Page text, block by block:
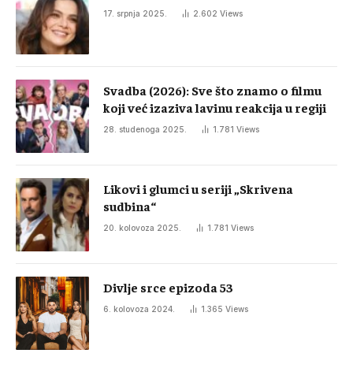
17. srpnja 2025. 2.602 Views
Svadba (2026): Sve što znamo o filmu
koji već izaziva lavinu reakcija u regiji
28. studenoga 2025. 1.781 Views
Likovi i glumci u seriji „Skrivena
sudbina“
20. kolovoza 2025. 1.781 Views
Divlje srce epizoda 53
6. kolovoza 2024. 1.365 Views